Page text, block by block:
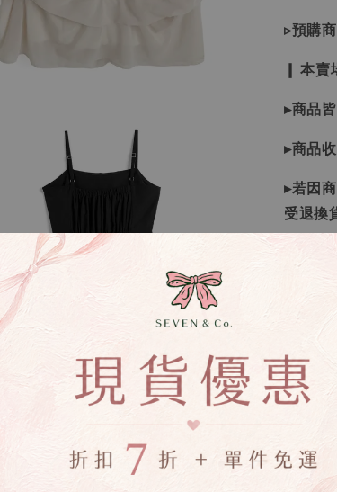
▹預購
❙ 本
▸商品
▸商品
▸若因
受退換
▸下水